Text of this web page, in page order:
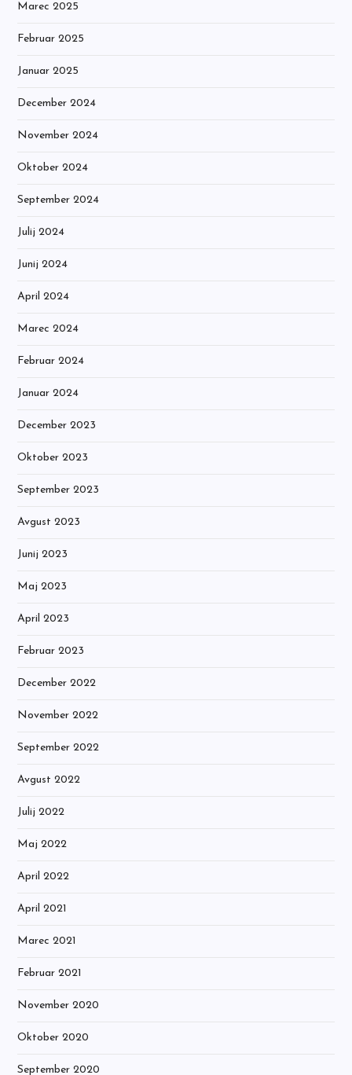
Marec 2025
Februar 2025
Januar 2025
December 2024
November 2024
Oktober 2024
September 2024
Julij 2024
Junij 2024
April 2024
Marec 2024
Februar 2024
Januar 2024
December 2023
Oktober 2023
September 2023
Avgust 2023
Junij 2023
Maj 2023
April 2023
Februar 2023
December 2022
November 2022
September 2022
Avgust 2022
Julij 2022
Maj 2022
April 2022
April 2021
Marec 2021
Februar 2021
November 2020
Oktober 2020
September 2020